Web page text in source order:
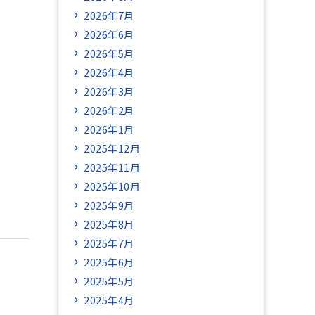
2026年7月
2026年6月
2026年5月
2026年4月
2026年3月
2026年2月
2026年1月
2025年12月
2025年11月
2025年10月
2025年9月
2025年8月
2025年7月
2025年6月
2025年5月
2025年4月